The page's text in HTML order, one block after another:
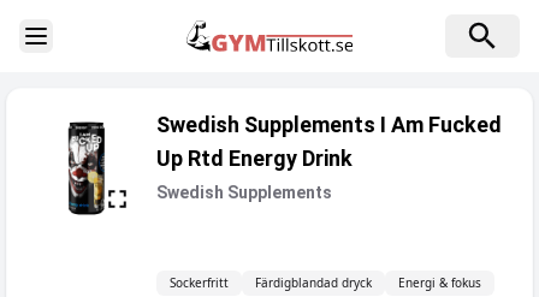
Toggle Sidebar
Swedish Supplements I Am Fucked
Up Rtd Energy Drink
Swedish Supplements
Sockerfritt Färdigblandad dryck
Energi & fokus